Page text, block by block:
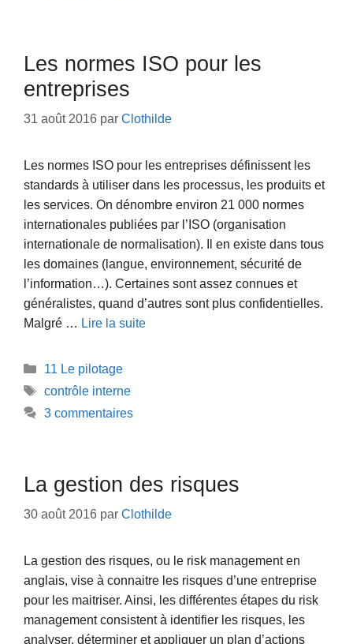
Les normes ISO pour les
entreprises
31 août 2016 par Clothilde
Les normes ISO pour les entreprises définissent les
standards à utiliser dans les processus, les produits et
les services. On dénombre environ 21 000 normes
internationales publiées par l’ISO (organisation
internationale de normalisation). Il en existe dans tous
les domaines (langue, environnement, sécurité de
l’information…). Certaines sont assez connues et
généralistes, quand d’autres sont plus confidentielles.
Malgré … Lire la suite
Catégories
11 Le pilotage
Étiquettes
contrôle interne
3 commentaires
La gestion des risques
30 août 2016 par Clothilde
La gestion des risques, ou le risk management en
anglais, vise à connaitre les risques d’une entreprise
pour les maitriser. Ainsi, les différentes étapes du risk
management consistent à identifier les risques, les
analyser, déterminer et appliquer un plan d’actions